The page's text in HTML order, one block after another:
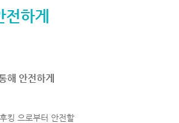
전하게
해 안전하게
킹 으로부터 안전할